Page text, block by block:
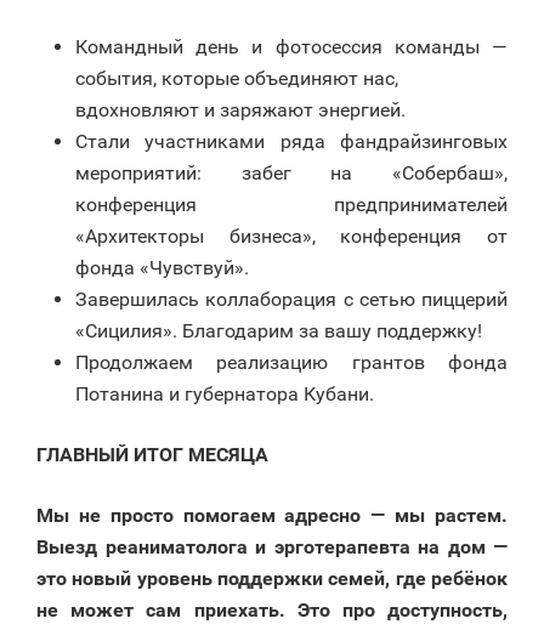
Командный день и фотосессия команды —
события, которые объединяют нас,
вдохновляют и заряжают энергией.
Стали участниками ряда фандрайзинговых
мероприятий: забег на «Собербаш»,
конференция предпринимателей
«Архитекторы бизнеса», конференция от
фонда «Чувствуй».
Завершилась коллаборация с сетью пиццерий
«Сицилия». Благодарим за вашу поддержку!
Продолжаем реализацию грантов фонда
Потанина и губернатора Кубани.
ГЛАВНЫЙ ИТОГ МЕСЯЦА
Мы не просто помогаем адресно — мы растем.
Выезд реаниматолога и эрготерапевта на дом —
это новый уровень поддержки семей, где ребёнок
не может сам приехать. Это про доступность,